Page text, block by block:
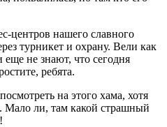
центров нашего славного
турникет и охрану. Вели как
не знают, что сегодня
ребята.
на этого хама, хотя
Мало ли, там какой страшный